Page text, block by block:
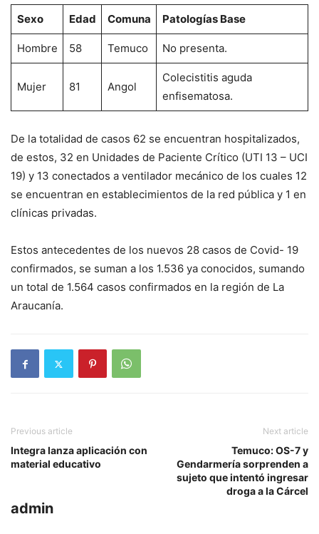
Sexo Edad Comuna Patologías Base
Hombre 58 Temuco No presenta.
Mujer 81 Angol
Colecistitis aguda
enfisematosa.
De la totalidad de casos 62 se encuentran hospitalizados,
de estos, 32 en Unidades de Paciente Crítico (UTI 13 – UCI
19) y 13 conectados a ventilador mecánico de los cuales 12
se encuentran en establecimientos de la red pública y 1 en
clínicas privadas.
Estos antecedentes de los nuevos 28 casos de Covid- 19
confirmados, se suman a los 1.536 ya conocidos, sumando
un total de 1.564 casos confirmados en la región de La
Araucanía.
Previous article
Integra lanza aplicación con
material educativo
Next article
Temuco: OS-7 y
Gendarmería sorprenden a
sujeto que intentó ingresar
droga a la Cárcel
admin